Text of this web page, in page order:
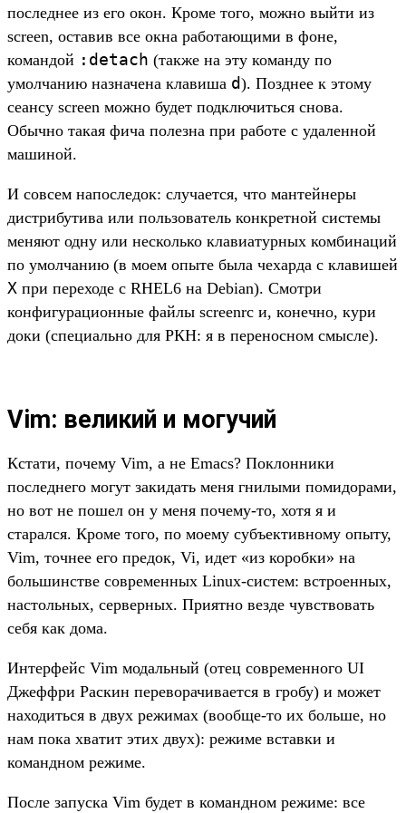
последнее из его окон. Кроме того, можно выйти из
screen, оставив все окна работающими в фоне,
командой :detach (также на эту команду по
умолчанию назначена клавиша d). Позднее к этому
сеансу screen можно будет подключиться снова.
Обычно такая фича полезна при работе с удаленной
машиной.
И совсем напоследок: случается, что мантейнеры
дистрибутива или пользователь конкретной системы
меняют одну или несколько клавиатурных комбинаций
по умолчанию (в моем опыте была чехарда с клавишей
X при переходе с RHEL6 на Debian). Смотри
конфигурационные файлы screenrc и, конечно, кури
доки (специально для РКН: я в переносном смысле).
Vim: великий и могучий
Кстати, почему Vim, а не Emacs? Поклонники
последнего могут закидать меня гнилыми помидорами,
но вот не пошел он у меня почему-то, хотя я и
старался. Кроме того, по моему субъективному опыту,
Vim, точнее его предок, Vi, идет «из коробки» на
большинстве современных Linux-систем: встроенных,
настольных, серверных. Приятно везде чувствовать
себя как дома.
Интерфейс Vim модальный (отец современного UI
Джеффри Раскин переворачивается в гробу) и может
находиться в двух режимах (вообще-то их больше, но
нам пока хватит этих двух): режиме вставки и
командном режиме.
После запуска Vim будет в командном режиме: все